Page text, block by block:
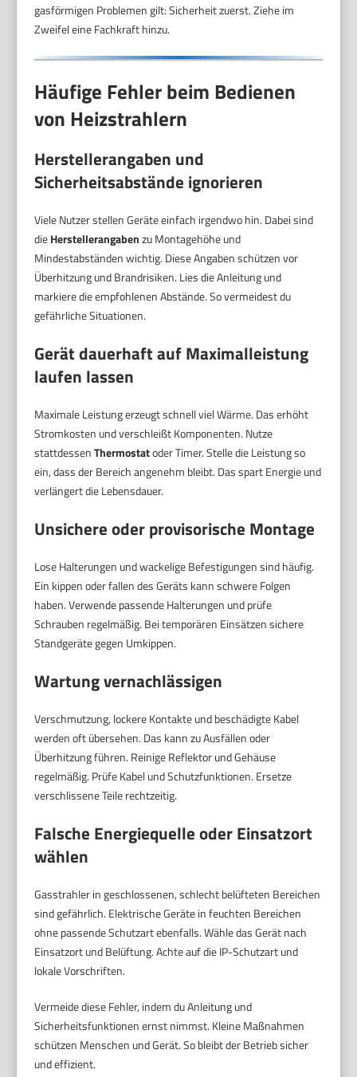
gasförmigen Problemen gilt: Sicherheit zuerst. Ziehe im
Zweifel eine Fachkraft hinzu.
Häufige Fehler beim Bedienen
von Heizstrahlern
Herstellerangaben und
Sicherheitsabstände ignorieren
Viele Nutzer stellen Geräte einfach irgendwo hin. Dabei sind
dieHerstellerangabenzu Montagehöhe und
Mindestabständen wichtig. Diese Angaben schützen vor
Überhitzung und Brandrisiken. Lies die Anleitung und
markiere die empfohlenen Abstände. So vermeidest du
gefährliche Situationen.
Gerät dauerhaft auf Maximalleistung
laufen lassen
Maximale Leistung erzeugt schnell viel Wärme. Das erhöht
Stromkosten und verschleißt Komponenten. Nutze
stattdessenThermostatoder Timer. Stelle die Leistung so
ein, dass der Bereich angenehm bleibt. Das spart Energie und
verlängert die Lebensdauer.
Unsichere oder provisorische Montage
Lose Halterungen und wackelige Befestigungen sind häufig.
Ein kippen oder fallen des Geräts kann schwere Folgen
haben. Verwende passende Halterungen und prüfe
Schrauben regelmäßig. Bei temporären Einsätzen sichere
Standgeräte gegen Umkippen.
Wartung vernachlässigen
Verschmutzung, lockere Kontakte und beschädigte Kabel
werden oft übersehen. Das kann zu Ausfällen oder
Überhitzung führen. Reinige Reflektor und Gehäuse
regelmäßig. Prüfe Kabel und Schutzfunktionen. Ersetze
verschlissene Teile rechtzeitig.
Falsche Energiequelle oder Einsatzort
wählen
Gasstrahler in geschlossenen, schlecht belüfteten Bereichen
sind gefährlich. Elektrische Geräte in feuchten Bereichen
ohne passende Schutzart ebenfalls. Wähle das Gerät nach
Einsatzort und Belüftung. Achte auf die IP-Schutzart und
lokale Vorschriften.
Vermeide diese Fehler, indem du Anleitung und
Sicherheitsfunktionen ernst nimmst. Kleine Maßnahmen
schützen Menschen und Gerät. So bleibt der Betrieb sicher
und effizient.